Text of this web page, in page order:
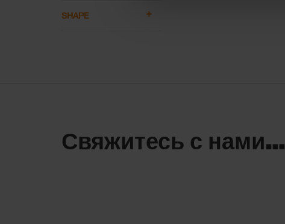
SHAPE
Свяжитесь с нами...